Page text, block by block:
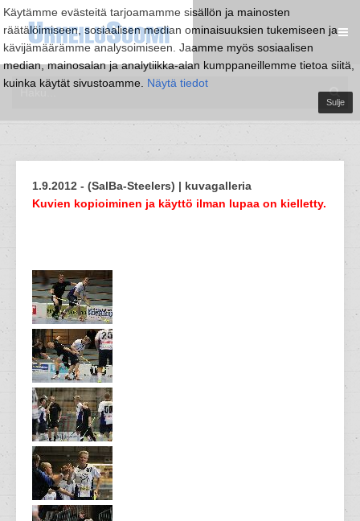
Käytämme evästeitä tarjoamamme sisällön ja mainosten
räätälöimiseen, sosiaalisen median ominaisuuksien tukemiseen ja
kävijämäärämme analysoimiseen. Jaamme myös sosiaalisen
median, mainosalan ja analytiikka-alan kumppaneillemme tietoa siitä,
kuinka käytät sivustoamme. Näytä tiedot
Sulje
1.9.2012 - (SalBa-Steelers) | kuvagalleria
Kuvien kopioiminen ja käyttö ilman lupaa on kielletty.